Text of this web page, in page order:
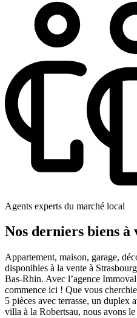
Agents experts du marché local
Nos derniers biens
Appartement, maison, garage,
disponibles à la vente à
Bas-Rhin. Avec l’agence
commence ici ! Que vous
5 pièces avec terrasse, un duplex
villa à la Robertsau, nous avons